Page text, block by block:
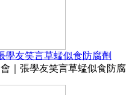
學友笑言草蜢似食防腐劑
｜張學友笑言草蜢似食防